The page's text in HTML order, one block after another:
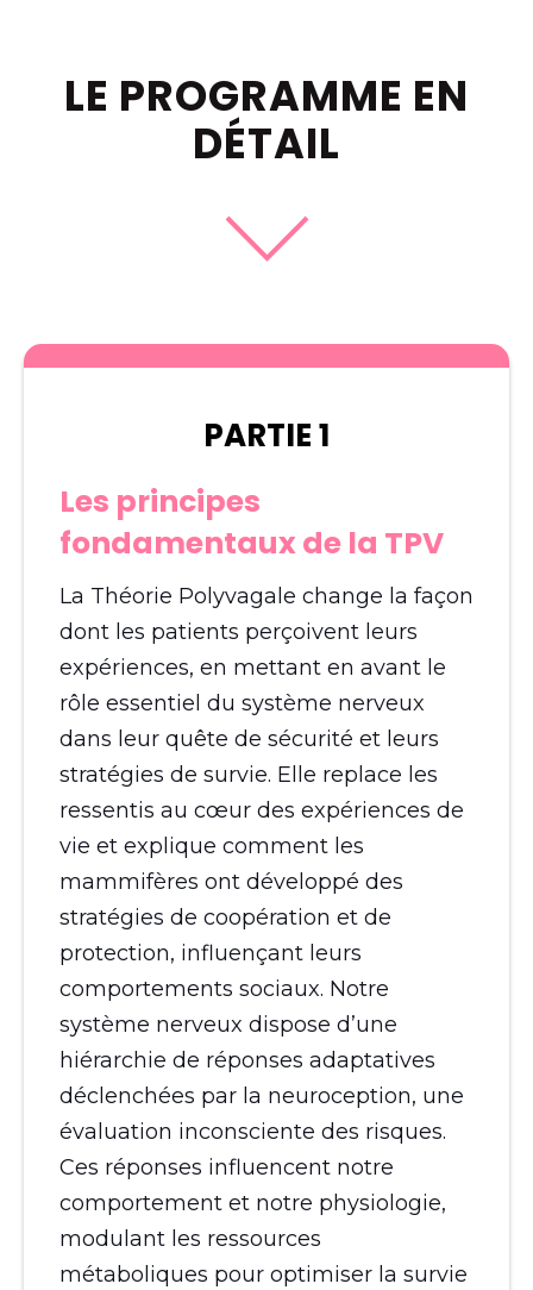
LE PROGRAMME EN
DÉTAIL
PARTIE 1
Les principes
fondamentaux de la TPV
La Théorie Polyvagale change la façon
dont les patients perçoivent leurs
expériences, en mettant en avant le
rôle essentiel du système nerveux
dans leur quête de sécurité et leurs
stratégies de survie. Elle replace les
ressentis au cœur des expériences de
vie et explique comment les
mammifères ont développé des
stratégies de coopération et de
protection, influençant leurs
comportements sociaux. Notre
système nerveux dispose d’une
hiérarchie de réponses adaptatives
déclenchées par la neuroception, une
évaluation inconsciente des risques.
Ces réponses influencent notre
comportement et notre physiologie,
modulant les ressources
métaboliques pour optimiser la survie